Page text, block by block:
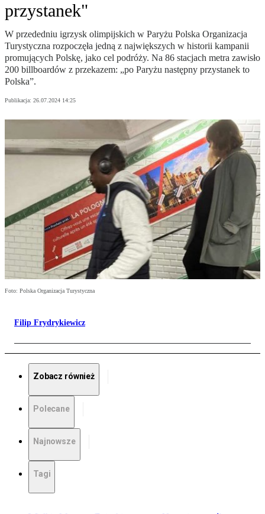
przystanek"
W przededniu igrzysk olimpijskich w Paryżu Polska Organizacja
Turystyczna rozpoczęła jedną z największych w historii kampanii
promujących Polskę, jako cel podróży. Na 86 stacjach metra zawisło
200 billboardów z przekazem: „po Paryżu następny przystanek to
Polska”.
Publikacja: 26.07.2024 14:25
Foto: Polska Organizacja Turystyczna
Filip Frydrykiewicz
Zobacz również
Polecane
Najnowsze
Tagi